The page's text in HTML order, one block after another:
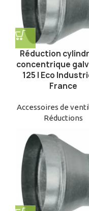
Réduction
concentrique
125 | Eco
France
Accessoires de
Réductions